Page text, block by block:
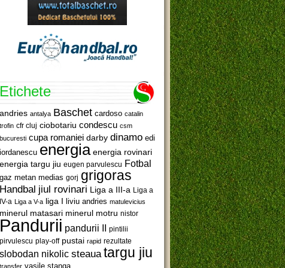
Etichete
andries antalya Baschet cardoso catalin
trofin cfr cluj ciobotariu condescu csm
bucuresti cupa romaniei darby dinamo edi
iordanescu energia energia rovinari
energia targu jiu eugen parvulescu Fotbal
gaz metan medias gorj grigoras
Handbal jiul rovinari Liga a III-a Liga a
IV-a Liga a V-a liga I liviu andries matulevicius
minerul matasari minerul motru nistor
Pandurii pandurii II pintilii
pirvulescu play-off pustai rapid rezultate
slobodan nikolic steaua targu jiu
transfer vasile stanga